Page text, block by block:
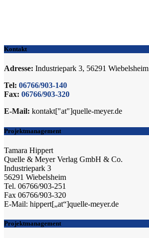
Kontakt
Adresse: Industriepark 3, 56291 Wiebelsheim
Tel: 06766/903-140
Fax: 06766/903-320
E-Mail: kontakt["at"]quelle-meyer.de
Projektmanagement
Tamara Hippert
Quelle & Meyer Verlag GmbH & Co.
Industriepark 3
56291 Wiebelsheim
Tel. 06766/903-251
Fax 06766/903-320
E-Mail: hippert[„at“]quelle-meyer.de
Projektmanagement